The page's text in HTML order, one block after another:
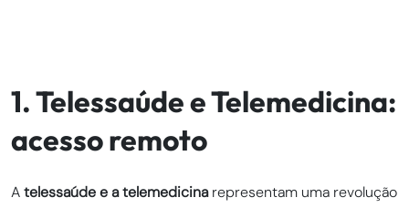
1. Telessaúde e Telemedicina:
acesso remoto
Atelessaúde e a telemedicinarepresentam uma revolução